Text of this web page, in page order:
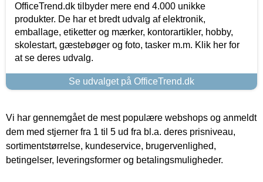
OfficeTrend.dk tilbyder mere end 4.000 unikke
produkter. De har et bredt udvalg af elektronik,
emballage, etiketter og mærker, kontorartikler, hobby,
skolestart, gæstebøger og foto, tasker m.m. Klik her for
at se deres udvalg.
Se udvalget på OfficeTrend.dk
Vi har gennemgået de mest populære webshops og anmeldt
dem med stjerner fra 1 til 5 ud fra bl.a. deres prisniveau,
sortimentstørrelse, kundeservice, brugervenlighed,
betingelser, leveringsformer og betalingsmuligheder.